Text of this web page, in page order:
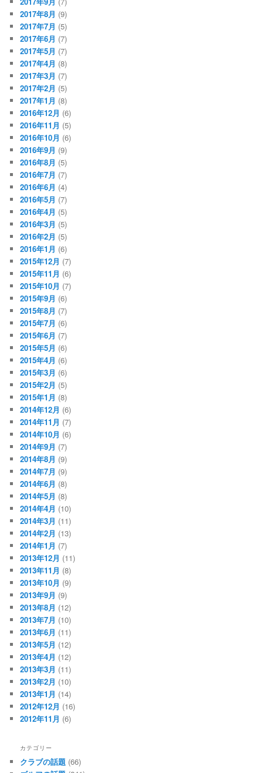
2017年8月 (9)
2017年7月 (5)
2017年6月 (7)
2017年5月 (7)
2017年4月 (8)
2017年3月 (7)
2017年2月 (5)
2017年1月 (8)
2016年12月 (6)
2016年11月 (5)
2016年10月 (6)
2016年9月 (9)
2016年8月 (5)
2016年7月 (7)
2016年6月 (4)
2016年5月 (7)
2016年4月 (5)
2016年3月 (5)
2016年2月 (5)
2016年1月 (6)
2015年12月 (7)
2015年11月 (6)
2015年10月 (7)
2015年9月 (6)
2015年8月 (7)
2015年7月 (6)
2015年6月 (7)
2015年5月 (6)
2015年4月 (6)
2015年3月 (6)
2015年2月 (5)
2015年1月 (8)
2014年12月 (6)
2014年11月 (7)
2014年10月 (6)
2014年9月 (7)
2014年8月 (9)
2014年7月 (9)
2014年6月 (8)
2014年5月 (8)
2014年4月 (10)
2014年3月 (11)
2014年2月 (13)
2014年1月 (7)
2013年12月 (11)
2013年11月 (8)
2013年10月 (9)
2013年9月 (9)
2013年8月 (12)
2013年7月 (10)
2013年6月 (11)
2013年5月 (12)
2013年4月 (12)
2013年3月 (11)
2013年2月 (10)
2013年1月 (14)
2012年12月 (16)
2012年11月 (6)
カテゴリー
クラブの話題 (66)